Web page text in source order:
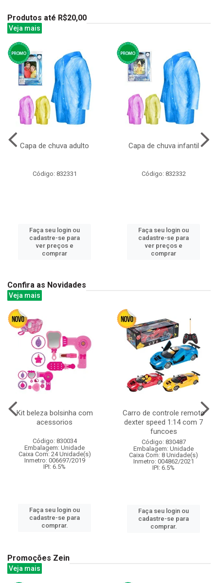
Produtos até R$20,00
Veja mais
Capa de chuva adulto
Código: 832331
Faça seu login ou
cadastre-se para
ver preços e
comprar
Capa de chuva infantil
Código: 832332
Faça seu login ou
cadastre-se para
ver preços e
comprar
Confira as Novidades
Veja mais
Kit beleza bolsinha com
acessorios
Código: 830034
Embalagem: Unidade
Caixa Com: 24 Unidade(s)
Inmetro: 006697/2019
IPI: 6.5%
Faça seu login ou
cadastre-se para
comprar.
Carro de controle remoto
dexter speed 1:14 com 7
funcoes
Código: 830487
Embalagem: Unidade
Caixa Com: 8 Unidade(s)
Inmetro: 004862/2021
IPI: 6.5%
Faça seu login ou
cadastre-se para
comprar.
Promoções Zein
Veja mais